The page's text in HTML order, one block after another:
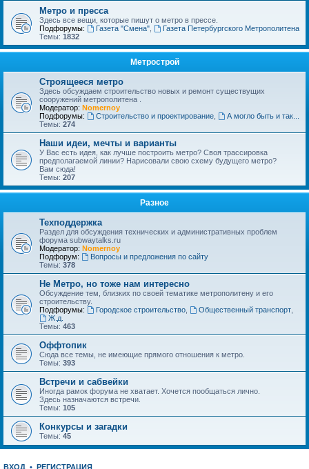
Метро и пресса
Здесь все вещи, которые пишут о метро в прессе.
Подфорумы:
Газета "Смена",
Газета Петербургского Метрополитена
Темы: 1832
Метрострой
Строящееся метро
Здесь обсуждаем строительство новых и ремонт существущих
сооружений метрополитена .
Модератор: Nomernoy
Подфорумы:
Строительство и проектирование,
А могло быть и так...
Темы: 274
Наши идеи, мечты и варианты
У Вас есть идея, как лучше построить метро? Своя трассировка
предполагаемой линии? Нарисовали свою схему будущего метро?
Вам сюда!
Темы: 207
Разное
Техподдержка
Раздел для обсуждения технических и административных проблем
форума subwaytalks.ru
Модератор: Nomernoy
Подфорум:
Вопросы и предложения по сайту
Темы: 378
Не Метро, но тоже нам интересно
Обсуждение тем, близких по своей тематике метрополитену и его
строительству.
Подфорумы:
Городское строительство, Общественный транспорт,
Ж.д.
Темы: 463
Оффтопик
Сюда все темы, не имеющие прямого отношения к метро.
Темы: 393
Встречи и сабвейки
Иногда рамок форума не хватает. Хочется пообщаться лично.
Здесь назначаются встречи.
Темы: 105
Конкурсы и загадки
Темы: 45
ВХОД • РЕГИСТРАЦИЯ